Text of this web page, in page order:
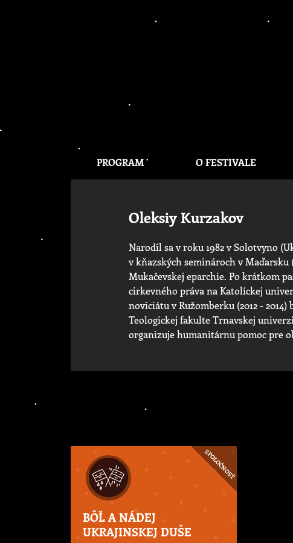
PROGRAM O FESTIVALE
Oleksiy Kurzakov
Narodil sa v roku 1982 v Solotvyno
v kňazských seminároch v
Mukačevskej eparchie. Po krátkom
cirkevného práva na Katolíckej
noviciátu v Ružomberku (2012 -
Teologickej fakulte Trnavskej
organizuje humanitárnu pomoc pre
SPOLOČNOSŤ
BÔĽ A NÁDEJ
UKRAJINSKEJ DUŠE